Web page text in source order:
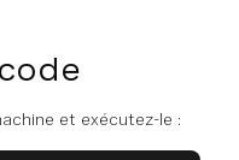
et exécutez-le :